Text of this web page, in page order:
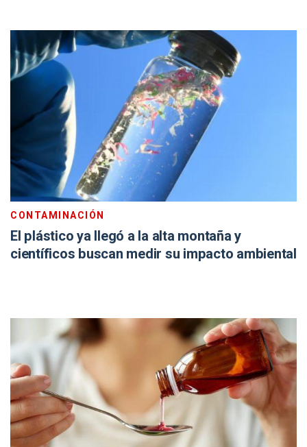
CONTAMINACIÓN
El plástico ya llegó a la alta montaña y
científicos buscan medir su impacto ambiental